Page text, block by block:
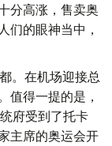
分高涨，售卖奥
们的眼神当中，
。在机场迎接总
值得一提的是，
府受到了托卡
主席的奥运会开